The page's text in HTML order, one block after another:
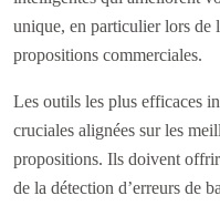
unique, en particulier lors de
propositions commerciales.
Les outils les plus efficaces
cruciales alignées sur les
propositions. Ils doivent
de la détection d’erreurs de